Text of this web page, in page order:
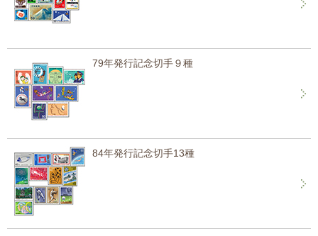
79年発行記念切手９種
84年発行記念切手13種